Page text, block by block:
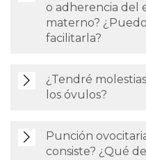
o adherencia del
materno?
facilitarla?
¿Tendré
los óvulos?
Punción
consiste? ¿Qué